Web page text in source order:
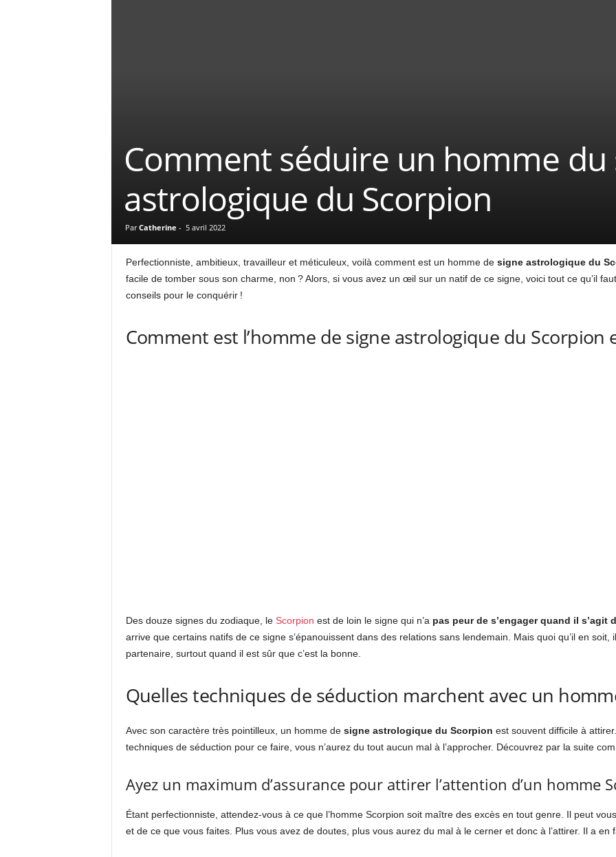
Comment séduire un homme du
astrologique du Scorpion
Par Catherine - 5 avril 2022
Perfectionniste, ambitieux, travailleur et méticuleux, voilà comment est un homme de signe astrologique du
facile de tomber sous son charme, non ? Alors, si vous avez un œil sur un natif de ce signe, voici tout ce qu’il
conseils pour le conquérir !
Comment est l’homme de signe astrologique du Scorpion
Des douze signes du zodiaque, le Scorpion est de loin le signe qui n’a pas peur de s’engager quand il s’agit
arrive que certains natifs de ce signe s’épanouissent dans des relations sans lendemain. Mais quoi qu’il en
partenaire, surtout quand il est sûr que c’est la bonne.
Quelles techniques de séduction marchent avec un
Avec son caractère très pointilleux, un homme de signe astrologique du Scorpion est souvent difficile à
techniques de séduction pour ce faire, vous n’aurez du tout aucun mal à l’approcher. Découvrez par la suite
Ayez un maximum d’assurance pour attirer l’attention d’un homme
Étant perfectionniste, attendez-vous à ce que l’homme Scorpion soit maître des excès en tout genre. Il peut
et de ce que vous faites. Plus vous avez de doutes, plus vous aurez du mal à le cerner et donc à l’attirer. Il a en